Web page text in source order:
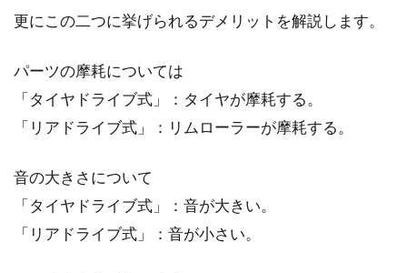
更にこの二つに挙げられるデメリットを解説します。
パーツの摩耗については
「タイヤドライブ式」：タイヤが摩耗する。
「リアドライブ式」：リムローラーが摩耗する。
音の大きさについて
「タイヤドライブ式」：音が大きい。
「リアドライブ式」：音が小さい。